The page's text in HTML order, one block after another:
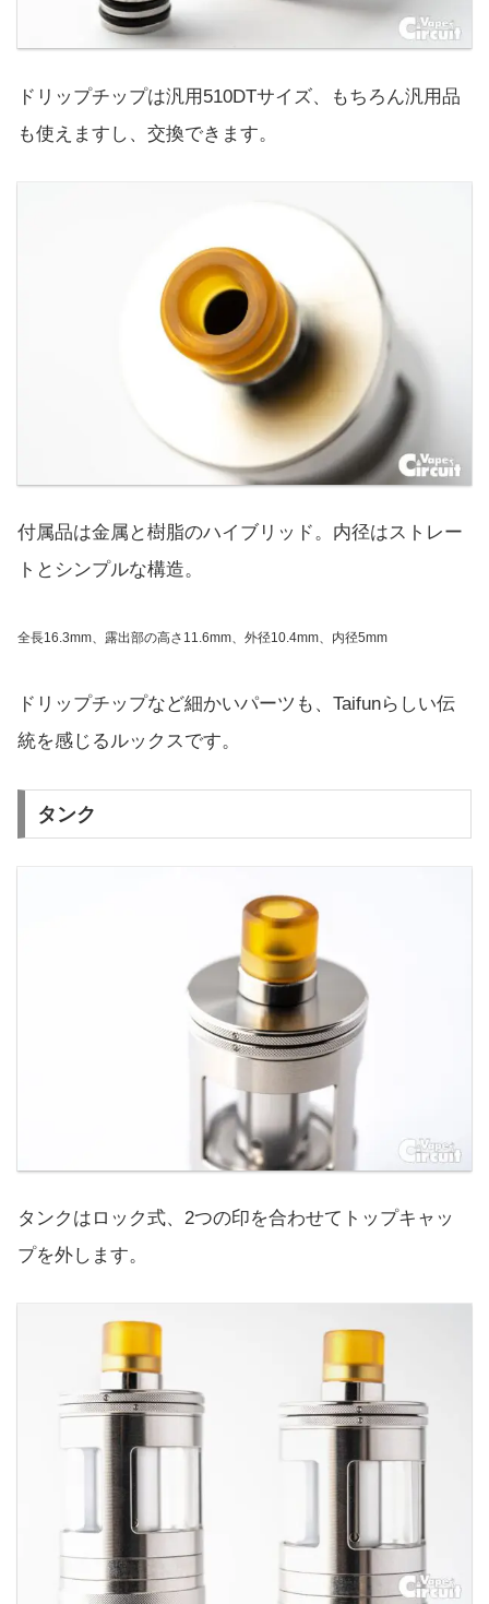
ドリップチップは汎用510DTサイズ、もちろん汎用品
も使えますし、交換できます。
付属品は金属と樹脂のハイブリッド。内径はストレー
トとシンプルな構造。
全長16.3mm、露出部の高さ11.6mm、外径10.4mm、内径5mm
ドリップチップなど細かいパーツも、Taifunらしい伝
統を感じるルックスです。
タンク
タンクはロック式、2つの印を合わせてトップキャッ
プを外します。